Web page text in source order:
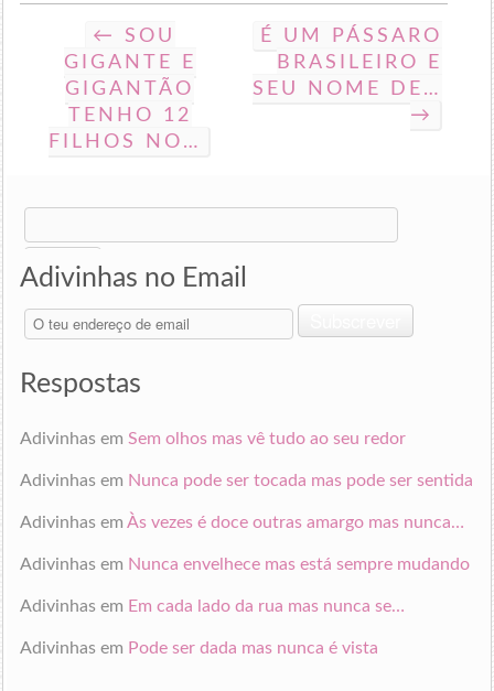
← SOU
GIGANTE E
GIGANTÃO
TENHO 12
FILHOS NO…
É UM PÁSSARO
BRASILEIRO E
SEU NOME DE…
→
Search
for:
Adivinhas no Email
O
teu
de
Respostas
Adivinhasem Sem olhos mas vê tudo ao seu redor
Adivinhasem Nunca pode ser tocada mas pode ser sentida
Adivinhasem Às vezes é doce outras amargo mas nunca…
Adivinhasem Nunca envelhece mas está sempre mudando
Adivinhasem Em cada lado da rua mas nunca se…
Adivinhasem Pode ser dada mas nunca é vista